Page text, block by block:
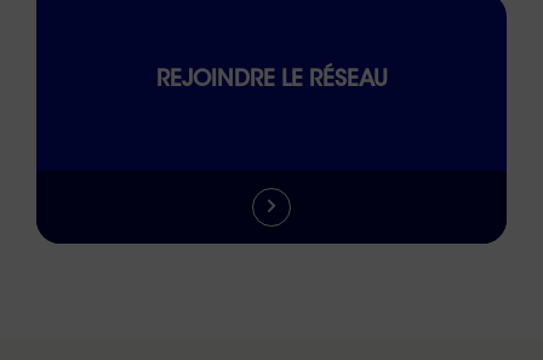
REJOINDRE LE RÉSEAU